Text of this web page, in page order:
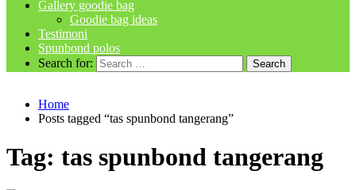
Gallery goodie bag
Goodie bag ideas
Testimoni
Spunbond polos
Search for:
Home
Posts tagged “tas spunbond tangerang”
Tag: tas spunbond tangerang